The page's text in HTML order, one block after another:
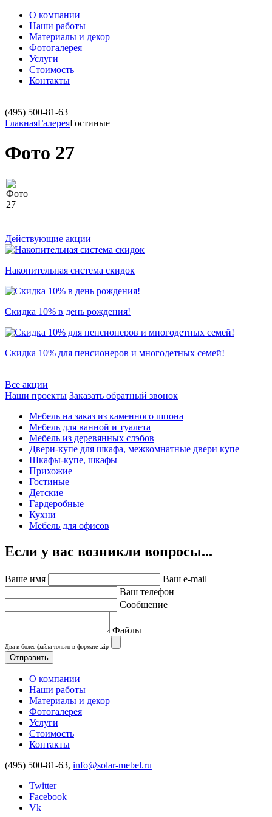
О компании
Наши работы
Материалы и декор
Фотогалерея
Услуги
Стоимость
Контакты
(495) 500-81-63
ГлавнаяГалереяГостиные
Фото 27
Действующие акции
Накопительная система скидок
Скидка 10% в день рождения!
Скидка 10% для пенсионеров и многодетных семей!
Все акции
Наши проекты Заказать обратный звонок
Мебель на заказ из каменного шпона
Мебель для ванной и туалета
Мебель из деревянных слэбов
Двери-купе для шкафа, межкомнатные двери купе
Шкафы-купе, шкафы
Прихожие
Гостиные
Детские
Гардеробные
Кухни
Мебель для офисов
Если у вас возникли вопросы...
Ваше имя
Ваш e-mail
Ваш телефон
Сообщение
Файлы
Два и более файла только в формате .zip
О компании
Наши работы
Материалы и декор
Фотогалерея
Услуги
Стоимость
Контакты
(495) 500-81-63, info@solar-mebel.ru
Twitter
Facebook
Vk